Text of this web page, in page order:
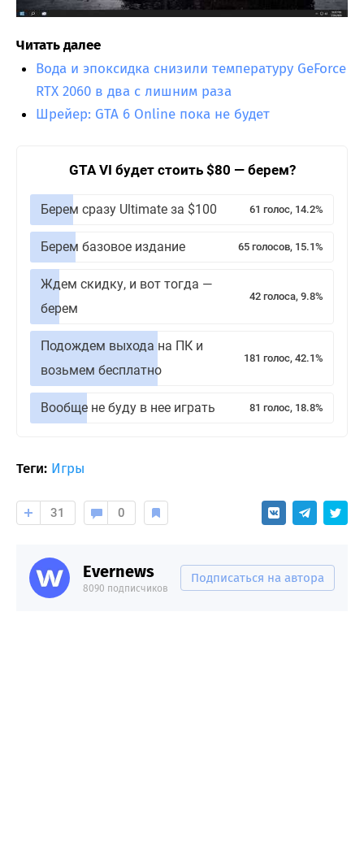
Читать далее
Вода и эпоксидка снизили температуру GeForce
RTX 2060 в два с лишним раза
Шрейер: GTA 6 Online пока не будет
GTA VI будет стоить $80 — берем?
Берем сразу Ultimate за $100 61 голос, 14.2%
Берем базовое издание 65 голосов, 15.1%
Ждем скидку, и вот тогда —
берем
42 голоса, 9.8%
Подождем выхода на ПК и
возьмем бесплатно
181 голос, 42.1%
Вообще не буду в нее играть 81 голос, 18.8%
Теги: Игры
31 0
Evernews
8090 подписчиков
Подписаться на автора